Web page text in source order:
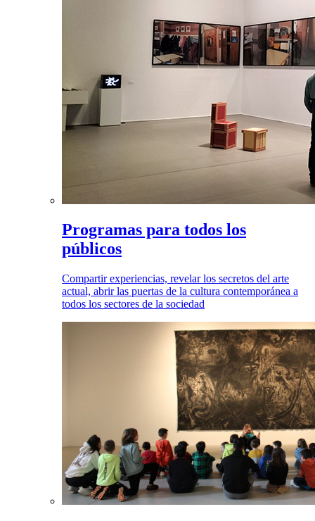
Programas para todos los
públicos
Compartir experiencias, revelar los secretos del arte
actual, abrir las puertas de la cultura contemporánea a
todos los sectores de la sociedad